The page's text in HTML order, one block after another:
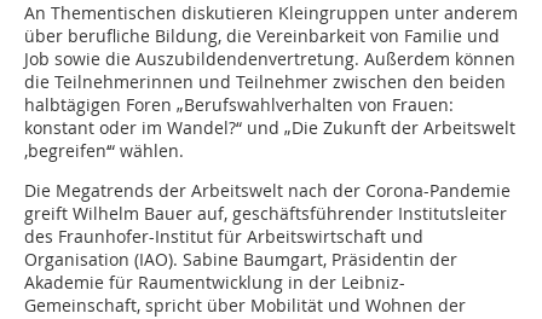
An Thementischen diskutieren Kleingruppen unter anderem
über berufliche Bildung, die Vereinbarkeit von Familie und
Job sowie die Auszubildendenvertretung. Außerdem können
die Teilnehmerinnen und Teilnehmer zwischen den beiden
halbtägigen Foren „Berufswahlverhalten von Frauen:
konstant oder im Wandel?“ und „Die Zukunft der Arbeitswelt
‚begreifen‘“ wählen.
Die Megatrends der Arbeitswelt nach der Corona-Pandemie
greift Wilhelm Bauer auf, geschäftsführender Institutsleiter
des Fraunhofer-Institut für Arbeitswirtschaft und
Organisation (IAO). Sabine Baumgart, Präsidentin der
Akademie für Raumentwicklung in der Leibniz-
Gemeinschaft, spricht über Mobilität und Wohnen der